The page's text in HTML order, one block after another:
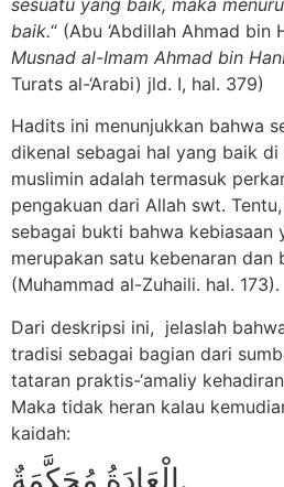
sesuatu yang baik, maka
baik.“ (Abu ‘Abdillah Ahmad bin
Musnad al-Imam Ahmad bin
Turats al-‘Arabi) jld. I, hal. 379)
Hadits ini menunjukkan bahwa
dikenal sebagai hal yang baik di
muslimin adalah termasuk
pengakuan dari Allah swt.
sebagai bukti bahwa kebiasaan
merupakan satu kebenaran dan
(Muhammad al-Zuhaili. hal. 173).
Dari deskripsi ini, jelaslah
tradisi sebagai bagian dari
tataran praktis-‘amaliy
Maka tidak heran kalau
kaidah: